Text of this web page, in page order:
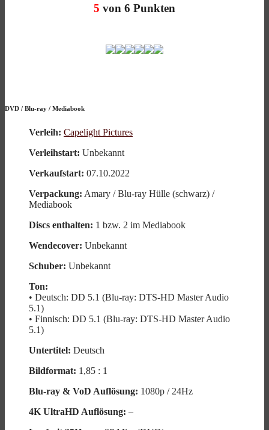
5 von 6 Punkten
DVD / Blu-ray / Mediabook
Verleih: Capelight Pictures
Verleihstart: Unbekannt
Verkaufstart: 07.10.2022
Verpackung: Amary / Blu-ray Hülle (schwarz) /
Mediabook
Discs enthalten: 1 bzw. 2 im Mediabook
Wendecover: Unbekannt
Schuber: Unbekannt
Ton:
• Deutsch: DD 5.1 (Blu-ray: DTS-HD Master Audio
5.1)
• Finnisch: DD 5.1 (Blu-ray: DTS-HD Master Audio
5.1)
Untertitel: Deutsch
Bildformat: 1,85 : 1
Blu-ray & VoD Auflösung: 1080p / 24Hz
4K UltraHD Auflösung: –